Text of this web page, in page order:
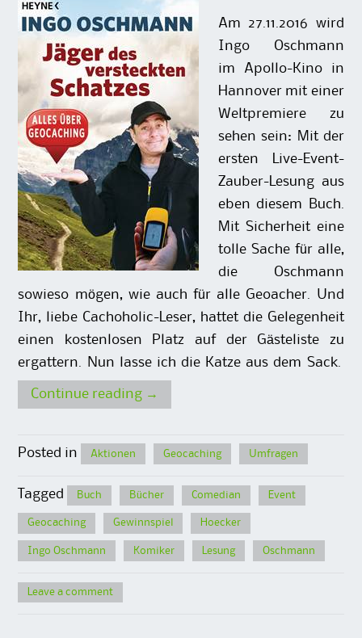
Am 27.11.2016 wird
Ingo Oschmann
im Apollo-Kino in
Hannover mit einer
Weltpremiere zu
sehen sein: Mit der
ersten Live-Event-
Zauber-Lesung aus
eben diesem Buch.
Mit Sicherheit eine
tolle Sache für alle,
die Oschmann
sowieso mögen, wie auch für alle Geoacher. Und
Ihr, liebe Cachoholic-Leser, hattet die Gelegenheit
einen kostenlosen Platz auf der Gästeliste zu
ergattern. Nun lasse ich die Katze aus dem Sack.
Continue reading →
Posted in Aktionen Geocaching Umfragen
Tagged Buch Bücher Comedian Event
Geocaching Gewinnspiel Hoecker
Ingo Oschmann Komiker Lesung Oschmann
Leave a comment